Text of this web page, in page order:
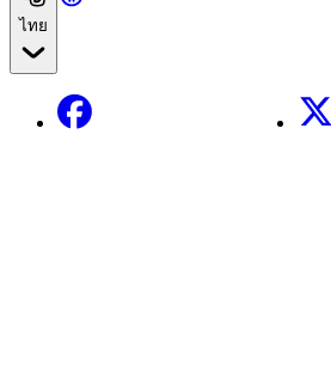
ไทย
Facebook X